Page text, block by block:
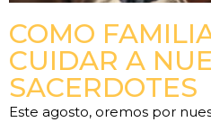
COMO
CUIDAR A
SACERDOTES
Este agosto, oremos por